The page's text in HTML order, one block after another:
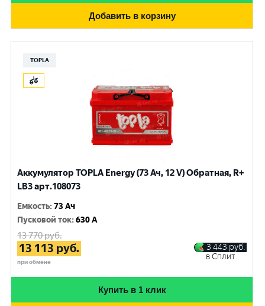
Добавить в корзину
TOPLA
Аккумулятор TOPLA Energy (73 Ач, 12 V) Обратная, R+
LB3 арт.108073
Емкость:73 Ач
Пусковой ток:630 A
13 770руб.
13 113 руб.
при обмене
3 443 руб.
в Сплит
Купить в 1 клик